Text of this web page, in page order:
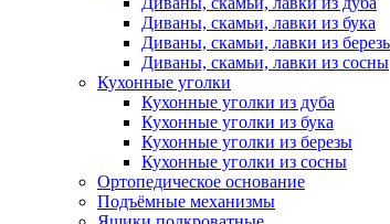
Диваны, скамьи, лавки из бука
Диваны, скамьи, лавки из
Диваны, скамьи, лавки из сосны
Кухонные уголки
Кухонные уголки из дуба
Кухонные уголки из бука
Кухонные уголки из березы
Кухонные уголки из сосны
Ортопедическое основание
Подъёмные механизмы